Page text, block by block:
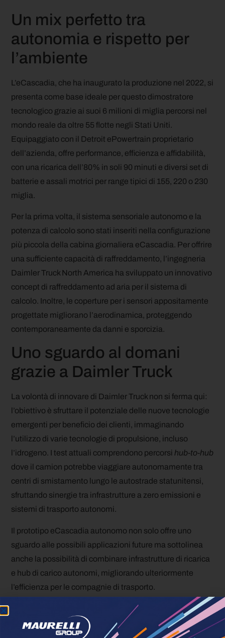
Un mix perfetto tra
autonomia e rispetto per
l’ambiente
L’eCascadia, che ha inaugurato la produzione nel 2022, si
presenta come base ideale per questo dimostratore
tecnologico grazie ai suoi 6 milioni di miglia percorsi nel
mondo reale da oltre 55 flotte negli Stati Uniti.
Equipaggiato con il Detroit ePowertrain proprietario
dell’azienda, offre performance, efficienza e affidabilità,
con una ricarica dell’80% in soli 90 minuti e diversi set di
batterie e assali motrici per range tipici di 155, 220 o 230
miglia.
Per la prima volta, il sistema sensoriale autonomo e la
potenza di calcolo sono stati inseriti nella configurazione
più piccola della cabina giornaliera eCascadia. Per offrire
una sufficiente capacità di raffreddamento, l’ingegneria
Daimler Truck North America ha sviluppato un innovativo
concept di raffreddamento ad aria per il sistema di
calcolo. Inoltre, le coperture per i sensori appositamente
progettate migliorano l’aerodinamica, proteggendo
contemporaneamente da danni e sporcizia.
Uno sguardo al domani
grazie a Daimler Truck
La volontà di innovare di Daimler Truck non si ferma qui:
l’obiettivo è sfruttare il potenziale delle nuove tecnologie
emergenti per beneficio dei clienti, immaginando
l’utilizzo di varie tecnologie di propulsione, incluso
l’idrogeno. I test attuali comprendono percorsi hub-to-hub
dove il camion potrebbe viaggiare autonomamente tra
centri di smistamento lungo le autostrade statunitensi,
sfruttando sinergie tra infrastrutture a zero emissioni e
sistemi di trasporto autonomi.
Il prototipo eCascadia autonomo non solo offre uno
sguardo alle possibili applicazioni future ma sottolinea
anche la possibilità di combinare infrastrutture di ricarica
e hub di carico autonomi, migliorando ulteriormente
l’efficienza per le compagnie di trasporto.
Progresso continuo
Dall’introduzione del primo camion commerciale